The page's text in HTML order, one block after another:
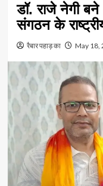
डॉ. राजे नेगी
संगठन के
रैबार पहाड़ का May 18,